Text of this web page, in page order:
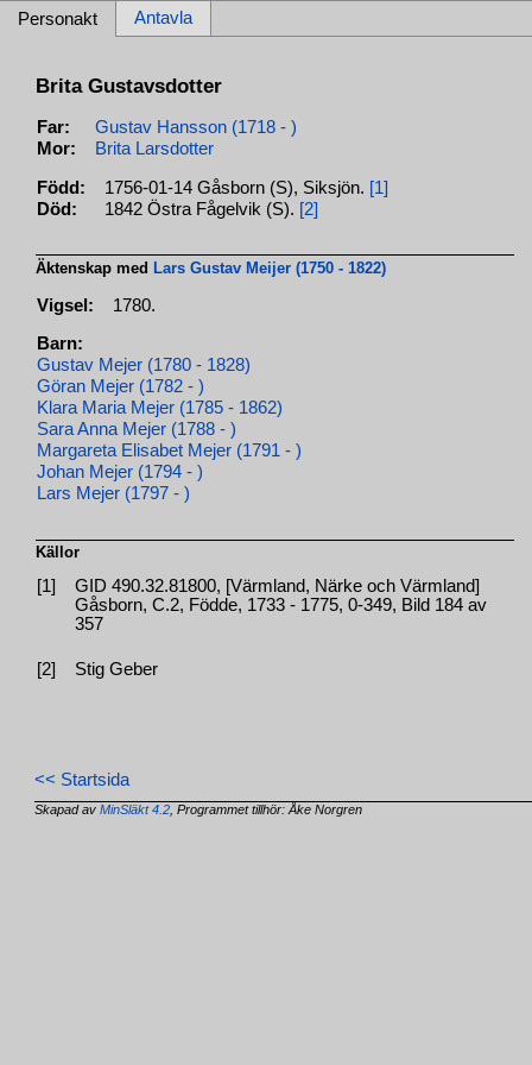
Personakt Antavla
Brita Gustavsdotter
Far:
Gustav Hansson (1718 - )
Mor:
Brita Larsdotter
Född: 1756-01-14 Gåsborn (S), Siksjön. [1]
Död:
1842 Östra Fågelvik (S). [2]
Äktenskap med Lars Gustav Meijer (1750 - 1822)
Vigsel: 1780.
Barn:
Gustav Mejer (1780 - 1828)
Göran Mejer (1782 - )
Klara Maria Mejer (1785 - 1862)
Sara Anna Mejer (1788 - )
Margareta Elisabet Mejer (1791 - )
Johan Mejer (1794 - )
Lars Mejer (1797 - )
Källor
[1]
GID 490.32.81800, [Värmland, Närke och Värmland]
Gåsborn, C.2, Födde, 1733 - 1775, 0-349, Bild 184 av
357
[2] Stig Geber
<< Startsida
Skapad avMinSläkt 4.2 , Programmet tillhör: Åke Norgren